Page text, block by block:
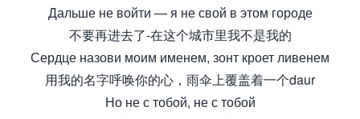
Дальше не войти — я не свой в этом городе
不要再进去了-在这个城市里我不是我的
Сердце назови моим именем, зонт кроет ливенем
用我的名字呼唤你的心，雨伞上覆盖着一个daur
Но не с тобой, не с тобой